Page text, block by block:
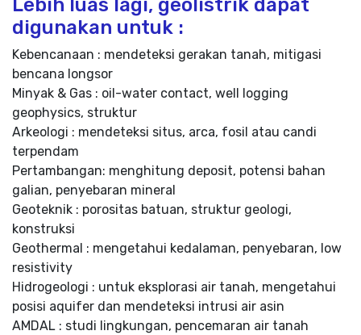
Lebih luas lagi, geolistrik dapat
digunakan untuk :
Kebencanaan : mendeteksi gerakan tanah, mitigasi
bencana longsor
Minyak & Gas : oil-water contact, well logging
geophysics, struktur
Arkeologi : mendeteksi situs, arca, fosil atau candi
terpendam
Pertambangan: menghitung deposit, potensi bahan
galian, penyebaran mineral
Geoteknik : porositas batuan, struktur geologi,
konstruksi
Geothermal : mengetahui kedalaman, penyebaran, low
resistivity
Hidrogeologi : untuk eksplorasi air tanah, mengetahui
posisi aquifer dan mendeteksi intrusi air asin
AMDAL : studi lingkungan, pencemaran air tanah